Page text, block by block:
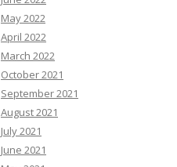
May 2022
April 2022
March 2022
October 2021
September 2021
August 2021
July 2021
June 2021